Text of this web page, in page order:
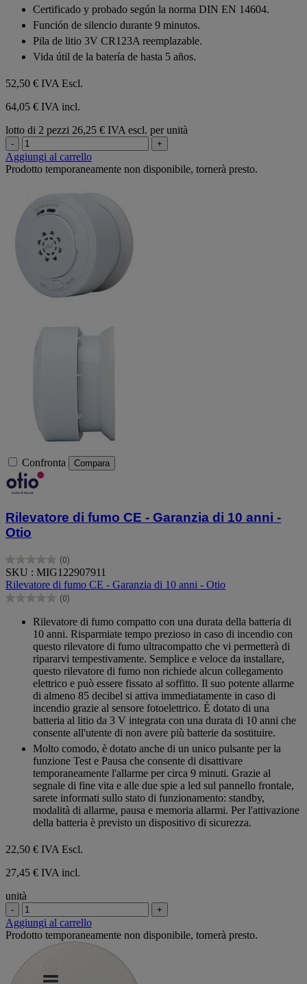
Certificado y probado según la norma DIN EN 14604.
Función de silencio durante 9 minutos.
Pila de litio 3V CR123A reemplazable.
Vida útil de la batería de hasta 5 años.
52,50 € IVA Escl.
64,05 € IVA incl.
lotto di 2 pezzi 26,25 € IVA escl. per unità
- +
Aggiungi al carrello
Prodotto temporaneamente non disponibile, tornerà presto.
Confronta Compara
Rilevatore di fumo CE - Garanzia di 10 anni -
Otio
(0)
0.0
su
5
stelle.
SKU : MIG122907911
Rilevatore di fumo CE - Garanzia di 10 anni - Otio
(0)
0.0
Rilevatore di fumo compatto con una durata della batteria di
10 anni. Risparmiate tempo prezioso in caso di incendio con
questo rilevatore di fumo ultracompatto che vi permetterà di
ripararvi tempestivamente. Semplice e veloce da installare,
questo rilevatore di fumo non richiede alcun collegamento
elettrico e può essere fissato al soffitto. Il suo potente allarme
di almeno 85 decibel si attiva immediatamente in caso di
incendio grazie al sensore fotoelettrico. È dotato di una
batteria al litio da 3 V integrata con una durata di 10 anni che
consente all'utente di non avere più batterie da sostituire.
Molto comodo, è dotato anche di un unico pulsante per la
funzione Test e Pausa che consente di disattivare
temporaneamente l'allarme per circa 9 minuti. Grazie al
segnale di fine vita e alle due spie a led sul pannello frontale,
sarete informati sullo stato di funzionamento: standby,
modalità di allarme, pausa e memoria allarmi. Per l'attivazione
della batteria è previsto un dispositivo di sicurezza.
22,50 € IVA Escl.
27,45 € IVA incl.
unità
- +
Aggiungi al carrello
Prodotto temporaneamente non disponibile, tornerà presto.